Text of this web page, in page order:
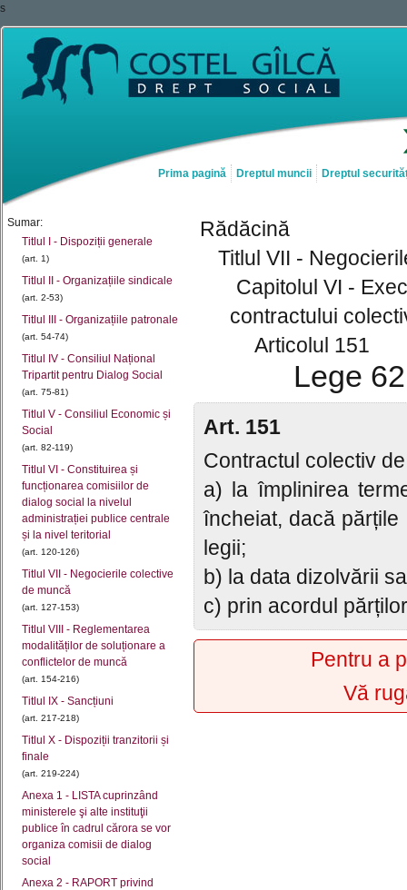
s
Prima pagină Dreptul muncii Dreptul
Sumar:
Titlul I - Dispoziții generale
(art. 1)
Titlul II - Organizațiile sindicale
(art. 2-53)
Titlul III - Organizațiile patronale
(art. 54-74)
Titlul IV - Consiliul Național
Tripartit pentru Dialog Social
(art. 75-81)
Titlul V - Consiliul Economic și
Social
(art. 82-119)
Titlul VI - Constituirea și
funcționarea comisiilor de
dialog social la nivelul
administrației publice centrale
și la nivel teritorial
(art. 120-126)
Titlul VII - Negocierile colective
de muncă
(art. 127-153)
Titlul VIII - Reglementarea
modalităților de soluționare a
conflictelor de muncă
(art. 154-216)
Titlul IX - Sancțiuni
(art. 217-218)
Titlul X - Dispoziții tranzitorii și
finale
(art. 219-224)
Anexa 1 - LISTA cuprinzând
ministerele şi alte instituţii
publice în cadrul cărora se vor
organiza comisii de dialog
social
Anexa 2 - RAPORT privind
Rădăcină
Titlul VII -
Capitolul VI -
contractului
Articolul 151
Lege
Art. 151
Contractul colectiv
a) la împlinirea
încheiat, dacă
legii;
b) la data dizolvării
c) prin acordul
Pentru a
Vă